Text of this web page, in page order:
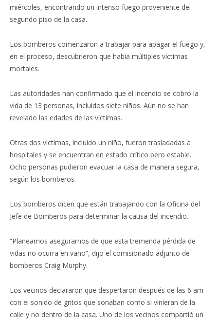
miércoles, encontrando un intenso fuego proveniente del
segundo piso de la casa.
Los bomberos comenzaron a trabajar para apagar el fuego y,
en el proceso, descubrieron que había múltiples víctimas
mortales.
Las autoridades han confirmado que el incendio se cobró la
vida de 13 personas, incluidos siete niños. Aún no se han
revelado las edades de las víctimas.
Otras dos víctimas, incluido un niño, fueron trasladadas a
hospitales y se encuentran en estado crítico pero estable.
Ocho personas pudieron evacuar la casa de manera segura,
según los bomberos.
Los bomberos dicen que están trabajando con la Oficina del
Jefe de Bomberos para determinar la causa del incendio.
“Planeamos asegurarnos de que esta tremenda pérdida de
vidas no ocurra en vano”, dijo el comisionado adjunto de
bomberos Craig Murphy.
Los vecinos declararon que despertaron después de las 6 am
con el sonido de gritos que sonaban como si vinieran de la
calle y no dentro de la casa. Uno de los vecinos compartió un